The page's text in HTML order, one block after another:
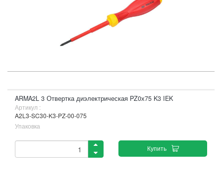
ARMA2L 3 Отвертка диэлектрическая PZ0х75 K3 IEK
Артикул :
A2L3-SC30-K3-PZ-00-075
Упаковка
Купить